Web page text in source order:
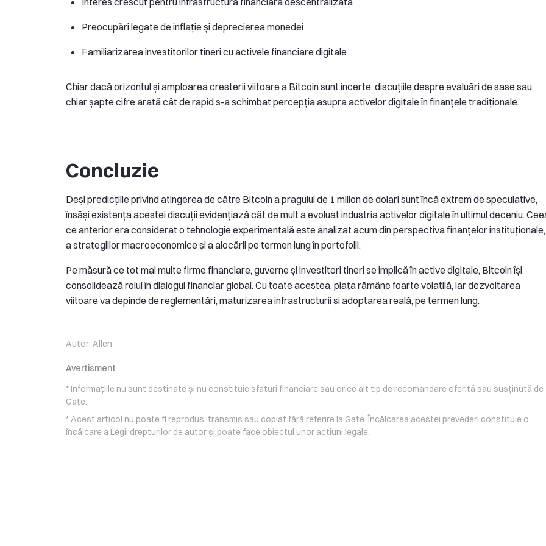
Preocupări legate de inflație și deprecierea monedei
Familiarizarea investitorilor tineri cu activele financiare digitale
Chiar dacă orizontul și amploarea creșterii viitoare a Bitcoin sunt incerte, discuțiile despre evaluări de șase sau
chiar șapte cifre arată cât de rapid s-a schimbat percepția asupra activelor digitale în finanțele tradiționale.
Concluzie
Deși predicțiile privind atingerea de către Bitcoin a pragului de 1 milion de dolari sunt încă extrem de speculative,
însăși existența acestei discuții evidențiază cât de mult a evoluat industria activelor digitale în ultimul deceniu.
ce anterior era considerat o tehnologie experimentală este analizat acum din perspectiva finanțelor instituționale,
a strategiilor macroeconomice și a alocării pe termen lung în portofolii.
Pe măsură ce tot mai multe firme financiare, guverne și investitori tineri se implică în active digitale, Bitcoin își
consolidează rolul în dialogul financiar global. Cu toate acestea, piața rămâne foarte volatilă, iar dezvoltarea
viitoare va depinde de reglementări, maturizarea infrastructurii și adoptarea reală, pe termen lung.
Autor: Allen
Avertisment
* Informațiile nu sunt destinate și nu constituie sfaturi financiare sau orice alt tip de recomandare oferită sau susținută de
Gate.
* Acest articol nu poate fi reprodus, transmis sau copiat fără referire la Gate. Încălcarea acestei prevederi constituie o
încălcare a Legii drepturilor de autor și poate face obiectul unor acțiuni legale.